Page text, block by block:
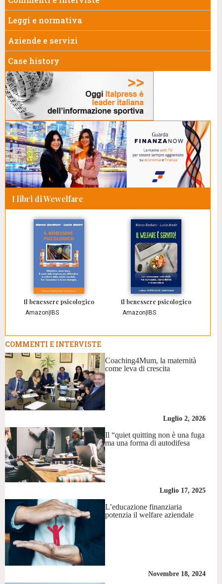
Leggi e normativa
Aziende e servizi
Case history
I libri di Wewelfare
Il benessere psicologico
Amazon IBS
Il benessere psicologico
Amazon IBS
COMMENTI E INTERVISTE
Coaching4Mum, la maternità
come leva di crescita
Luglio 2, 2026
Il “quiet quitting non è una fuga
ma una forma di autodifesa
Luglio 17, 2025
L’educazione finanziaria
potenzia il welfare aziendale
Novembre 18, 2024